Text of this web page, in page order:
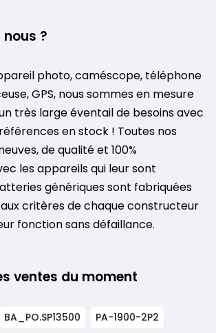
?
photo, caméscope, téléphone
GPS, nous sommes en mesure
très large éventail de besoins avec
en stock ! Toutes nos
de qualité et 100%
les appareils qui leur sont
génériques sont fabriquées
critères de chaque constructeur
fonction sans défaillance.
ventes du moment
BA_PO.SP13500
PA-1900-2P2